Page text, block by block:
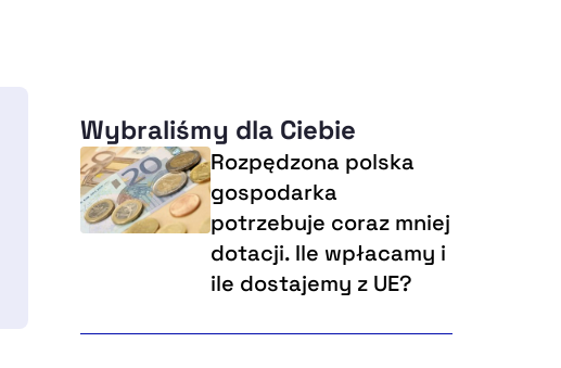
Wybraliśmy dla Ciebie
Rozpędzona polska
gospodarka
potrzebuje coraz mniej
dotacji. Ile wpłacamy i
ile dostajemy z UE?